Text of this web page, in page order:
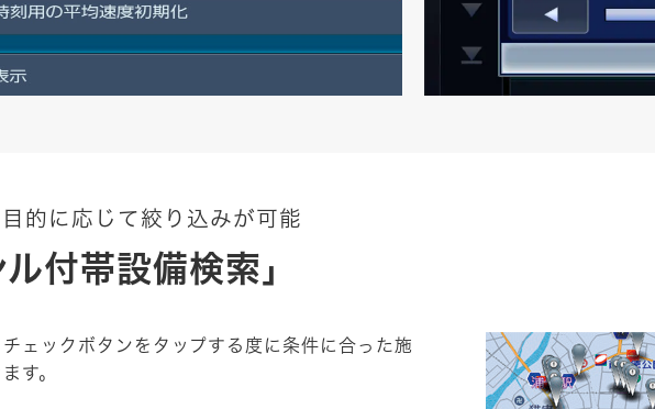
的に応じて絞り込みが可能
ル付帯設備検索」
ェックボタンをタップする度に条件に合った施
す。